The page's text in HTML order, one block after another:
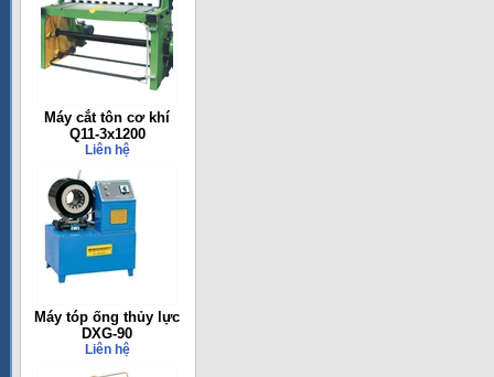
Máy cắt tôn cơ khí
Q11-3x1200
Liên hệ
Máy tóp ống thủy lực
DXG-90
Liên hệ